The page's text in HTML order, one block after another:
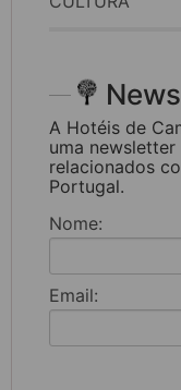
A Hotéis de
uma
relacionados
Portugal.
Nome:
Email: